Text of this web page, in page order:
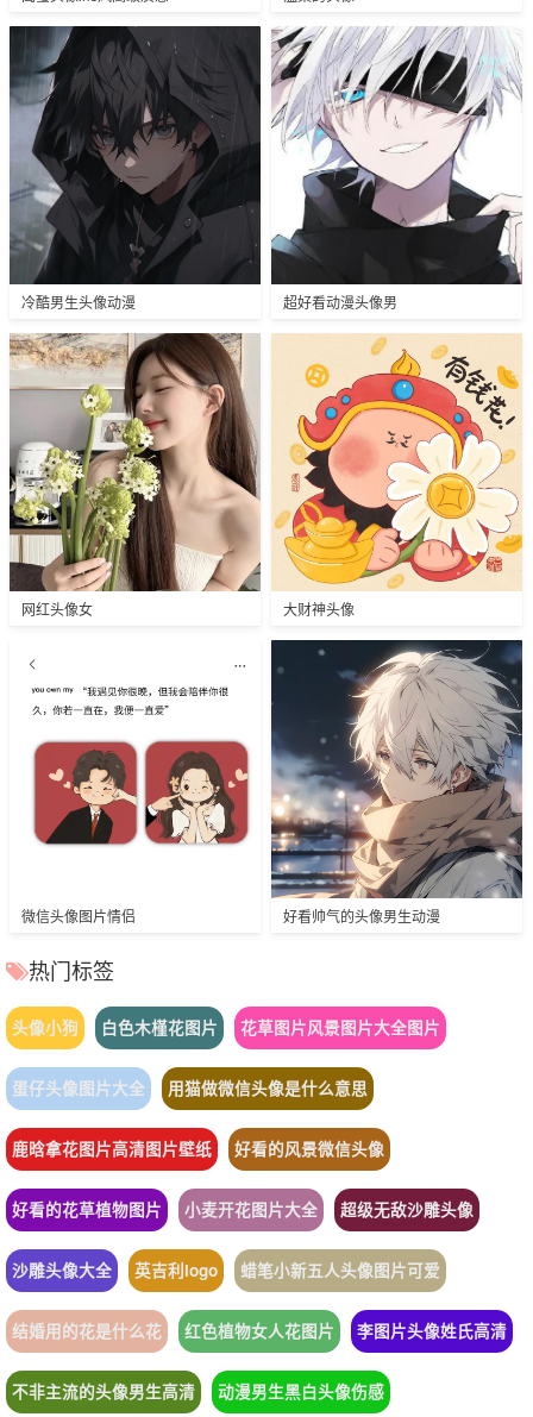
冷酷男生头像动漫 超好看动漫头像男
网红头像女 大财神头像
微信头像图片情侣 好看帅气的头像男生动漫
热门标签
头像小狗 白色木槿花图片 花草图片风景图片大全图片
蛋仔头像图片大全 用猫做微信头像是什么意思
鹿晗拿花图片高清图片壁纸 好看的风景微信头像
好看的花草植物图片 小麦开花图片大全 超级无敌沙雕头像
沙雕头像大全 英吉利logo 蜡笔小新五人头像图片可爱
结婚用的花是什么花 红色植物女人花图片 李图片头像姓氏高清
不非主流的头像男生高清 动漫男生黑白头像伤感